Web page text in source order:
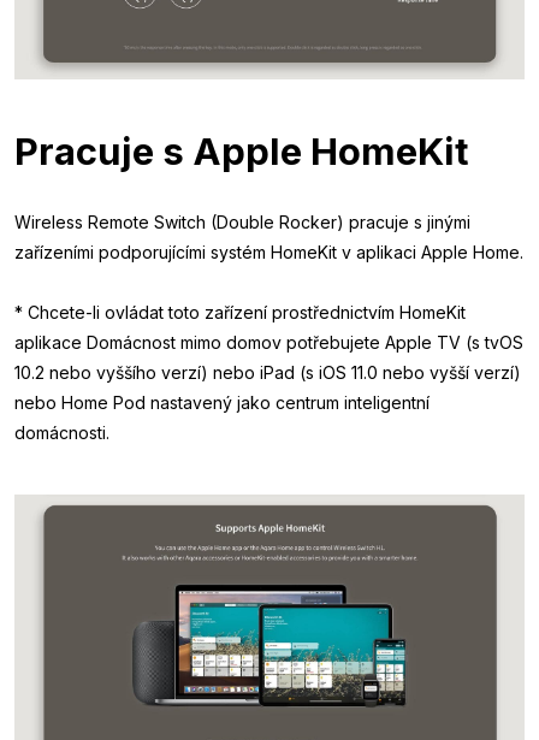
Pracuje s Apple HomeKit
Wireless Remote Switch (Double Rocker) pracuje s jinými
zařízeními podporujícími systém HomeKit v aplikaci Apple Home.
* Chcete-li ovládat toto zařízení prostřednictvím HomeKit
aplikace Domácnost mimo domov potřebujete Apple TV (s tvOS
10.2 nebo vyššího verzí) nebo iPad (s iOS 11.0 nebo vyšší verzí)
nebo Home Pod nastavený jako centrum inteligentní
domácnosti.